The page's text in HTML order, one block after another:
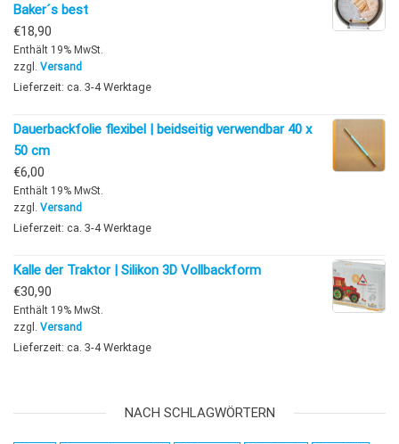
Baker´s best
€18,90
Enthält 19% MwSt.
zzgl. Versand
Lieferzeit: ca. 3-4 Werktage
Dauerbackfolie flexibel | beidseitig verwendbar 40 x
50 cm
€6,00
Enthält 19% MwSt.
zzgl. Versand
Lieferzeit: ca. 3-4 Werktage
Kalle der Traktor | Silikon 3D Vollbackform
€30,90
Enthält 19% MwSt.
zzgl. Versand
Lieferzeit: ca. 3-4 Werktage
NACH SCHLAGWÖRTERN